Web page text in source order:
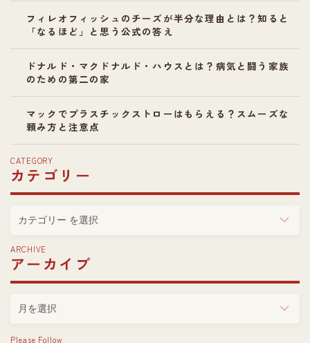
フィレオフィッシュのチーズが半分な理由とは？知ると
「なるほど」と思う公式の答え
ドナルド・マクドナルド・ハウスとは？病気と闘う家族
のための第二の家
マックでプラスチックストローはもらえる？スムーズな
頼み方と注意点
CATEGORY
カテゴリー
テ
ゴ
リ
ー
ARCHIVE
アーカイブ
ア
ー
カ
Please Follow